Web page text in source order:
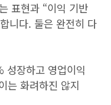
표현과 “이익 기반
니다. 둘은 완전히 다
성장하고 영업이익
는 화려하진 않지